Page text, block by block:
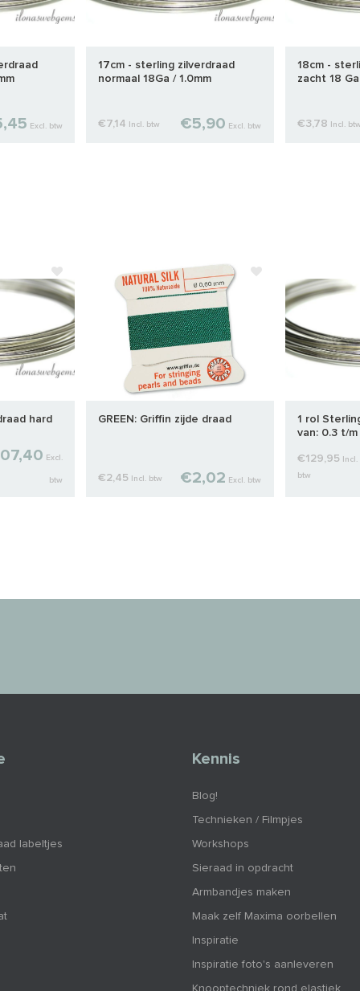
Excl. btw
17cm - sterling zilverdraad
normaal 18Ga / 1.0mm
€7,14 Incl. btw €5,90 Excl. btw
18cm -
zacht 18
€3,78 Incl. btw
hard
Excl.
btw
GREEN: Griffin zijde draad
€2,45 Incl. btw €2,02 Excl. btw
1 rol
van: 0.3 t/m
€129,95
Incl.
btw
labeltjes
Kennis
Blog!
Technieken / Filmpjes
Workshops
Sieraad in opdracht
Armbandjes maken
Maak zelf Maxima oorbellen
Inspiratie
Inspiratie foto's aanleveren